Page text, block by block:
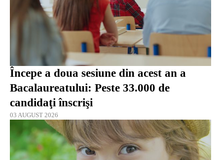
Începe a doua sesiune din acest an a
Bacalaureatului: Peste 33.000 de
candidaţi înscrişi
03 AUGUST 2026